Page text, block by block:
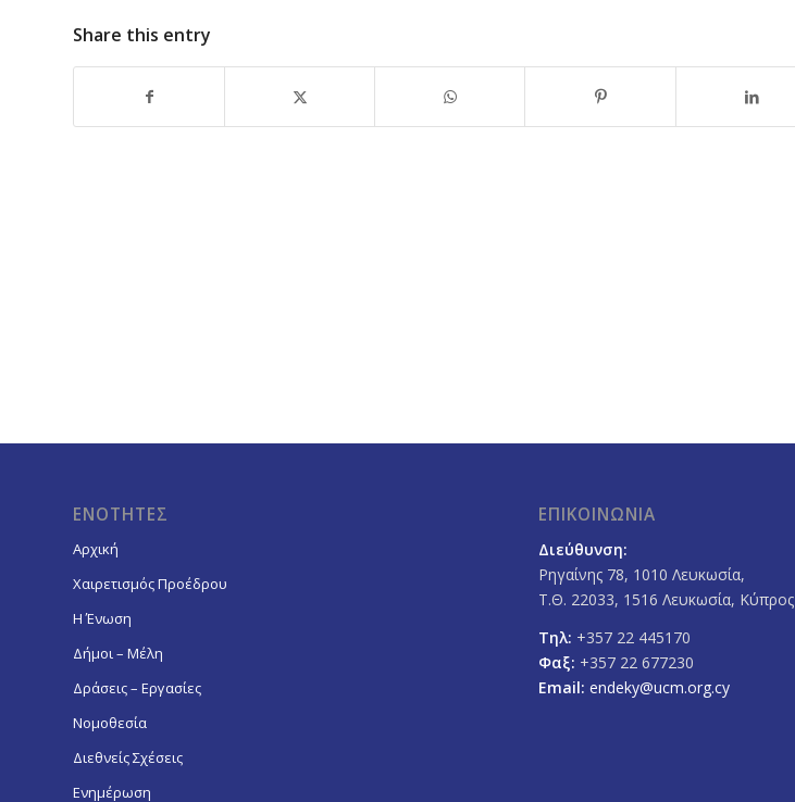
Share this entry
ΕΝΟΤΗΤΕΣ
Αρχική
Χαιρετισμός Προέδρου
Η Ένωση
Δήμοι – Μέλη
Δράσεις – Εργασίες
Νομοθεσία
Διεθνείς Σχέσεις
Ενημέρωση
ΕΠΙΚΟΙΝΩΝΙΑ
Διεύθυνση:
Ρηγαίνης 78, 1010 Λευκωσία,
Τ.Θ. 22033, 1516 Λευκωσία, Κύπρος
Τηλ: +357 22 445170
Φαξ: +357 22 677230
Email: endeky@ucm.org.cy